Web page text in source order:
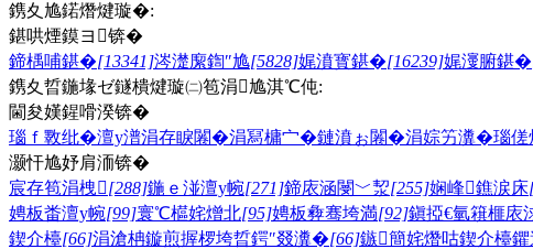
鎸夊尯鍩熸煡璇�:
鍖哄煙鏌ヨ锛�
鍗楀哺鍖�[13341]涔濋緳鍧″尯[5828]娓濆寳鍖�[16239]娓濅腑鍖�
鎸夊晢鍦堟ゼ鐩樻煡璇㈡笣涓尯淇℃伅:
閫夋嫨鍟嗗湀锛�
瑙ｆ斁纰�澶у潽涓存睙闂�涓冩槦宀�鏈濆ぉ闂�涓婃竻瀵�瑙
灏忓尯妤肩洏锛�
宸存笣涓栧[288]鍦ｅ湴澶у帵[271]鍗庡涵閿﹀洯[255]娴峰鐎涙床
娉板畨澶у帵[99]寰℃櫙姹熷北[95]娉板彜骞垮満[92]鎭掗€氫簯榧庡
鍥介檯[66]涓滄柟鏇煎搱椤垮晢鍔″叕瀵�[66]鏃簡姹熸咕鍥介檯鑺